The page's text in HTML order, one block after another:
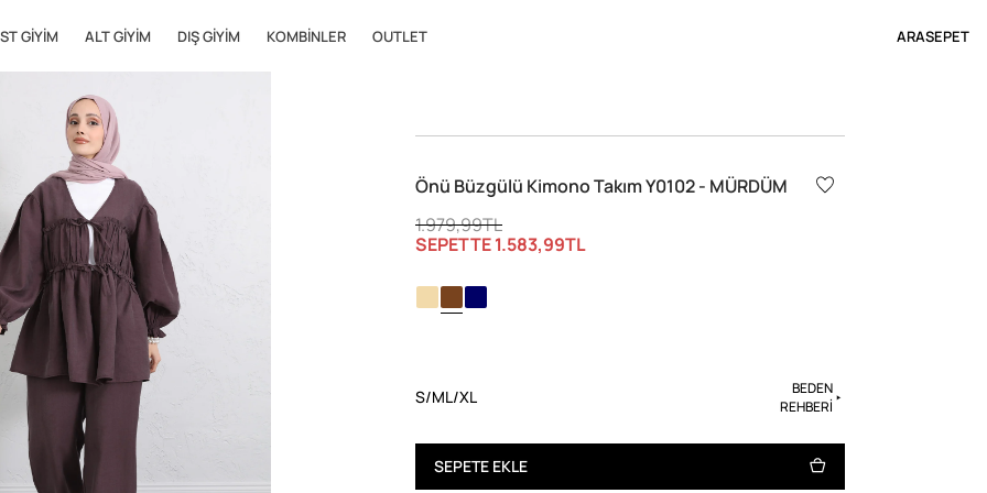
GIYIM ALT GIYIM DIŞ GIYIM KOMBINLER OUTLET ARASEPET
Önü Büzgülü Kimono Takım Y0102 - MÜRDÜM
1.979,99TL
SEPETTE1.583,99TL
S/ML/XL
BEDEN
REHBERİ
SEPETE EKLE